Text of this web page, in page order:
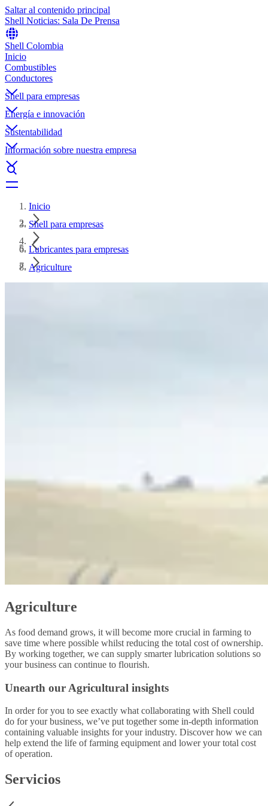
Saltar al contenido principal
Shell Noticias: Sala De Prensa
Shell Colombia
Inicio
Combustibles
Conductores
Shell para empresas
Energía e innovación
Sustentabilidad
Información sobre nuestra empresa
Inicio
Shell para empresas
Lubricantes para empresas
Agriculture
Agriculture
As food demand grows, it will become more crucial in farming to
save time where possible whilst reducing the total cost of ownership.
By working together, we can supply smarter lubrication solutions so
your business can continue to flourish.
Unearth our Agricultural insights
In order for you to see exactly what collaborating with Shell could
do for your business, we’ve put together some in-depth information
containing valuable insights for your industry. Discover how we can
help extend the life of farming equipment and lower your total cost
of operation.
Servicios